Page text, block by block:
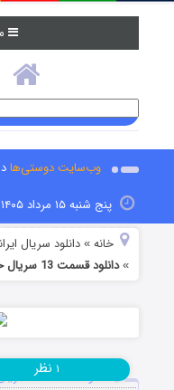
وب‌سایت دوستی‌ها
پنج شنبه ۱۵ مرداد ۱۴۰۵
خانه »دانلود سریال
»دانلود قسمت 13 سریال خون سرد Full HD
دانلود قسمت 13 سریال خون سرد Full HD
۱ نظر